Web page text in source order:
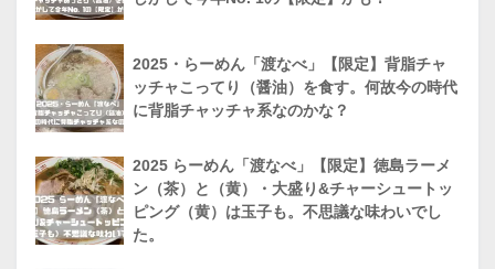
2025・らーめん「渡なべ」【限定】背脂チャ
ッチャこってり（醤油）を食す。何故今の時代
に背脂チャッチャ系なのかな？
2025 らーめん「渡なべ」【限定】徳島ラーメ
ン（茶）と（黄）・大盛り&チャーシュートッ
ピング（黄）は玉子も。不思議な味わいでし
た。